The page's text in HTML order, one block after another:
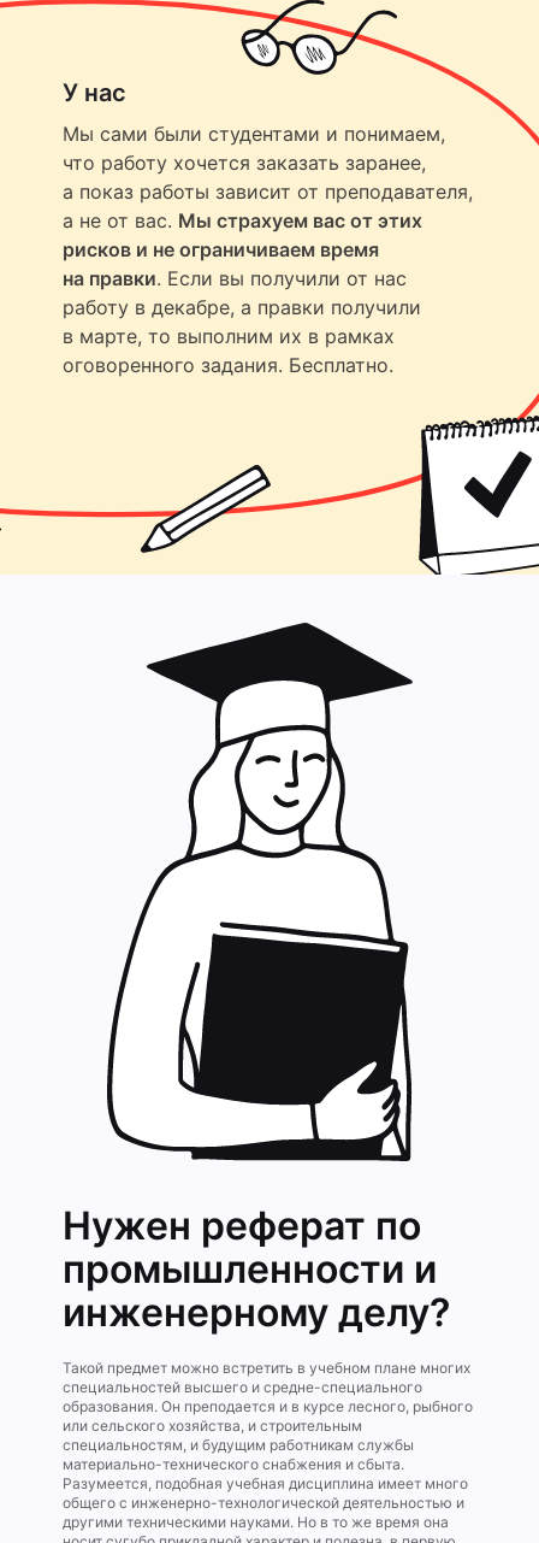
У нас
Мы сами были студентами и понимаем,
что работу хочется заказать заранее,
а показ работы зависит от преподавателя,
а не от вас. Мы страхуем вас от этих
рисков и не ограничиваем время
на правки. Если вы получили от нас
работу в декабре, а правки получили
в марте, то выполним их в рамках
оговоренного задания. Бесплатно.
Нужен реферат по
промышленности и
инженерному делу?
Такой предмет можно встретить в учебном плане многих
специальностей высшего и средне-специального
образования. Он преподается и в курсе лесного, рыбного
или сельского хозяйства, и строительным
специальностям, и будущим работникам службы
материально-технического снабжения и сбыта.
Разумеется, подобная учебная дисциплина имеет много
общего с инженерно-технологической деятельностью и
другими техническими науками. Но в то же время она